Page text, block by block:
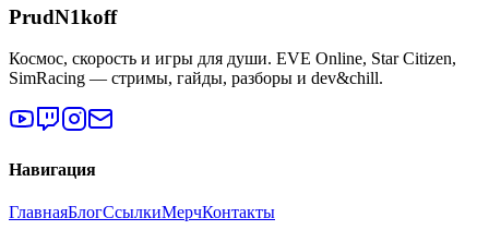
PrudN1koff
Космос, скорость и игры для души. EVE Online, Star Citizen,
SimRacing — стримы, гайды, разборы и dev&chill.
Навигация
ГлавнаяБлогСсылкиМерчКонтакты